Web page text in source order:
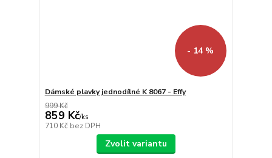
- 14 %
Dámské plavky jednodílné K 8067 - Effy
999 Kč
859 Kč/ks
710 Kč bez DPH
Zvolit variantu